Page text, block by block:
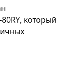
который